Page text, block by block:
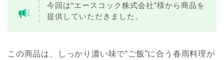
今回は“エースコック株式会社”様から商品を
提供していただきました。
この商品は、しっかり濃い味で“ご飯”に合う春雨料理が